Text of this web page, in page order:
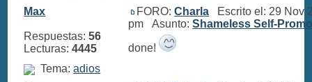
Max
Respuestas:56
Lecturas:4445
FORO:Charla Escrito el: 29 Nov
pm Asunto:Shameless Self-
done!
Tema:adios